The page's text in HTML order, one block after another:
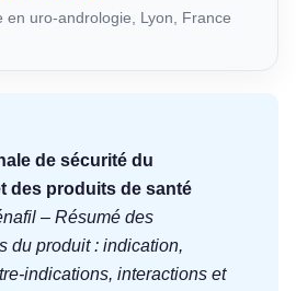
en uro-andrologie, Lyon, France
de sécurité du
des produits de santé
– Résumé des
du produit : indication,
indications, interactions et